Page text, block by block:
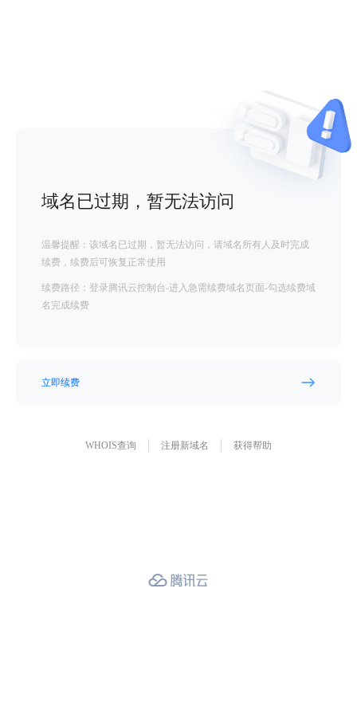
域名已过期，暂无法访问
温馨提醒：该域名已过期，暂无法访问，请域名所有人及时完成
续费，续费后可恢复正常使用
续费路径：登录腾讯云控制台-进入急需续费域名页面-勾选续费域
名完成续费
立即续费
WHOIS查询 注册新域名 获得帮助